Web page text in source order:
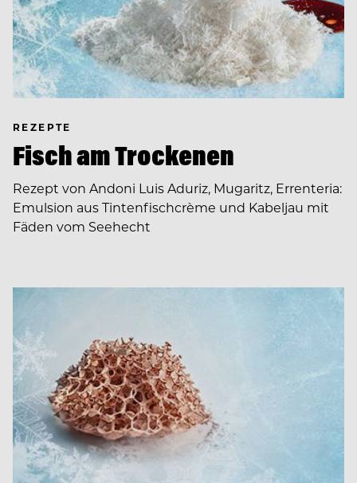
REZEPTE
Fisch am Trockenen
Rezept von Andoni Luis Aduriz, Mugaritz, Errenteria:
Emulsion aus Tintenfischcrème und Kabeljau mit
Fäden vom Seehecht